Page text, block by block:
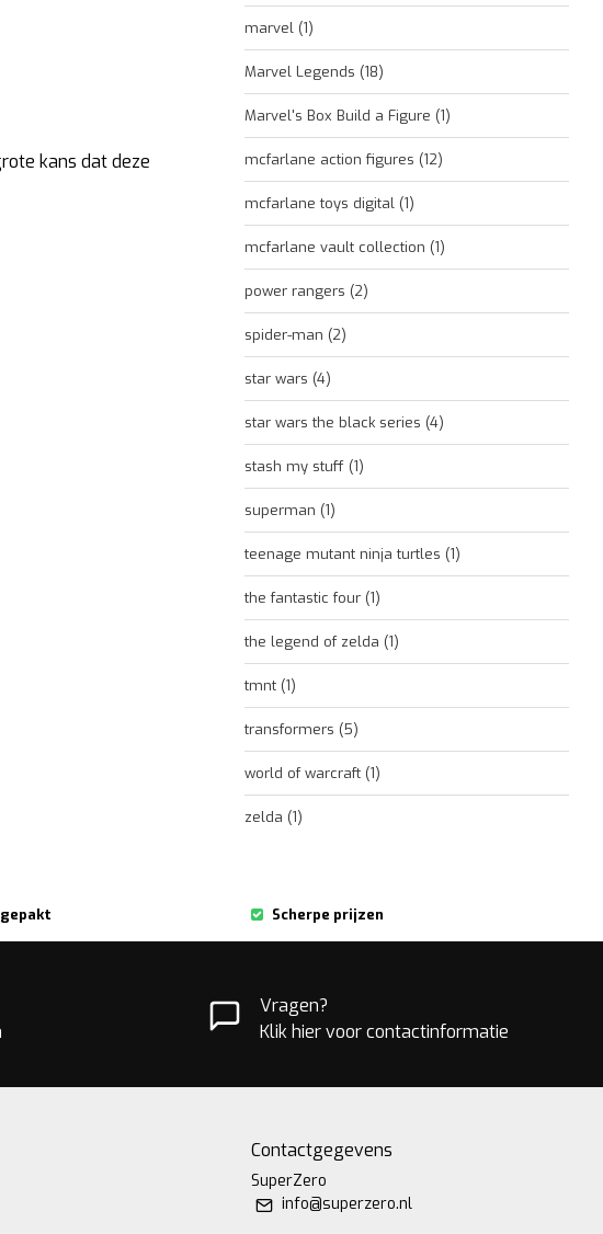
kans dat deze
marvel (1)
Marvel Legends (18)
Marvel's Box Build a Figure (1)
mcfarlane action figures (12)
mcfarlane toys digital (1)
mcfarlane vault collection (1)
power rangers (2)
spider-man (2)
star wars (4)
star wars the black series (4)
stash my stuff (1)
superman (1)
teenage mutant ninja turtles (1)
the fantastic four (1)
the legend of zelda (1)
tmnt (1)
transformers (5)
world of warcraft (1)
zelda (1)
Scherpe prijzen
Vragen?
Klik hier voor contactinformatie
Contactgegevens
SuperZero
info@superzero.nl